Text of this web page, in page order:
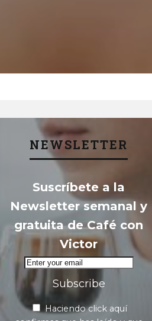
NEWSLETTER
Suscríbete a la
Newsletter semanal y
gratuita de Café con
Victor
Subscribe
Haciendo click aquí